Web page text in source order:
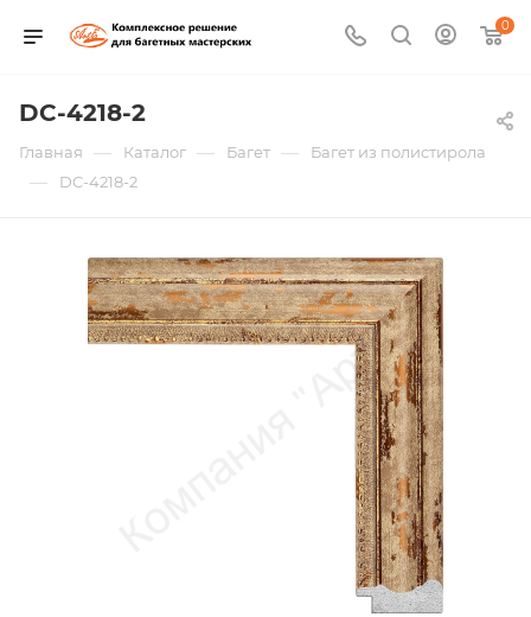
0
DC-4218-2
Главная — Каталог — Багет — Багет из полистирола
— DC-4218-2